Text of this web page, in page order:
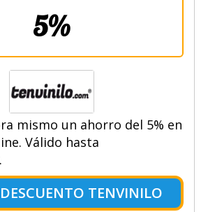
5%
mismo un ahorro del 5% en
Válido hasta
TENVINILO